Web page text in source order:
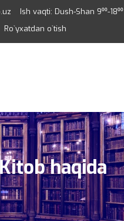
Ish vaqti: Dush-Shan 9⁰⁰-18⁰⁰
Ro`yxatdan o`tish
haqida